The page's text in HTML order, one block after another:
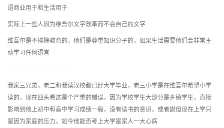
语商业用于和生活用于
实际上一些人因为维吾尔文字改革而不会自己的文字
维吾尔是不排除教育的，他们是尊重知识分子的，如果生活需要他们会非常主
动学习任何语言
——————————————–
我家三兄弟，老二和我读汉校都已经大学毕业，老三小学是在维吾尔希望小学
读的，现在回头看这是个严重的错误，因为学校学生大部分是乡镇学生，直接
影响到他上初中和高中学习成绩一般，没有读书的意识，或者説但现在上学只
是因为家庭的压力，如今他能否考上大学是家人一大心病